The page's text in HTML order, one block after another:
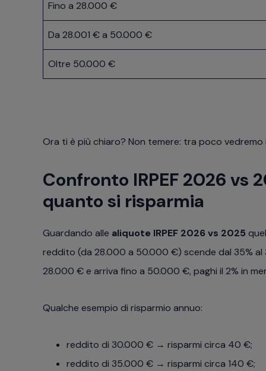
Fino a 28.000 €
Da 28.001 € a 50.000 €
Oltre 50.000 €
Ora ti è più chiaro? Non temere: tra poco
Confronto IRPEF 2026 vs
quanto si risparmia
Guardando alle aliquote IRPEF 2026 vs 2025
reddito (da 28.000 a 50.000 €) scende dal 35%
28.000 € e arriva fino a 50.000 €, paghi il 2% in
Qualche esempio di risparmio annuo:
reddito di 30.000 € → risparmi circa 40 €;
reddito di 35.000 € → risparmi circa 140 €;